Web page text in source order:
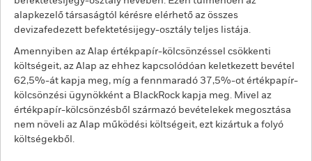
alapkezelő társaságtól kérésre elérhető az összes
devizafedezett befektetésijegy-osztály teljes listája.
Amennyiben az Alap értékpapír-kölcsönzéssel csökkenti
költségeit, az Alap az ehhez kapcsolódóan keletkezett bevétel
62,5%-át kapja meg, míg a fennmaradó 37,5%-ot értékpapír-
kölcsönzési ügynökként a BlackRock kapja meg. Mivel az
értékpapír-kölcsönzésből származó bevételekek megosztása
nem növeli az Alap működési költségeit, ezt kizártuk a folyó
költségekből.